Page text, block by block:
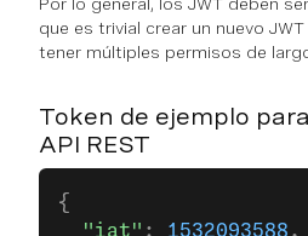
que es trivial crear un nuevo
tener múltiples permisos de
Token de ejemplo
API REST
{
  "iat"
: 1532093588 ,